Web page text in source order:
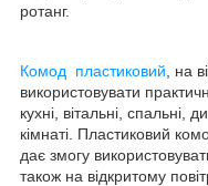
ротанг.
Комод пластиковий , на
використовувати
кухні, вітальні, спальні,
кімнаті. Пластиковий
дає змогу
також на відкритому